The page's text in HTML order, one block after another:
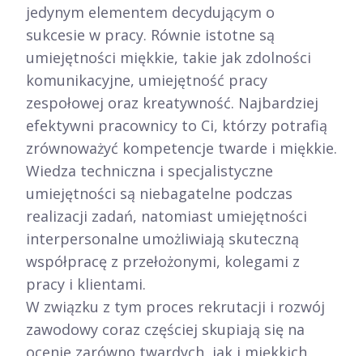
jedynym elementem decydującym o
sukcesie w pracy. Równie istotne są
umiejętności miękkie, takie jak zdolności
komunikacyjne, umiejętność pracy
zespołowej oraz kreatywność. Najbardziej
efektywni pracownicy to Ci, którzy potrafią
zrównoważyć kompetencje twarde i miękkie.
Wiedza techniczna i specjalistyczne
umiejętności są niebagatelne podczas
realizacji zadań, natomiast umiejętności
interpersonalne umożliwiają skuteczną
współpracę z przełożonymi, kolegami z
pracy i klientami.
W związku z tym proces rekrutacji i rozwój
zawodowy coraz częściej skupiają się na
ocenie zarówno twardych, jak i miękkich